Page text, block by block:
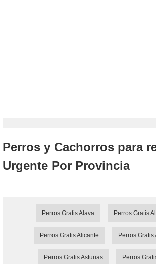
Perros y Cachorros para
Urgente Por Provincia
Perros Gratis Alava Perros Gratis
Perros Gratis Alicante Perros Gratis
Perros Gratis Asturias Perros